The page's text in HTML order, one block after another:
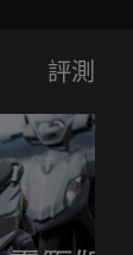
評測